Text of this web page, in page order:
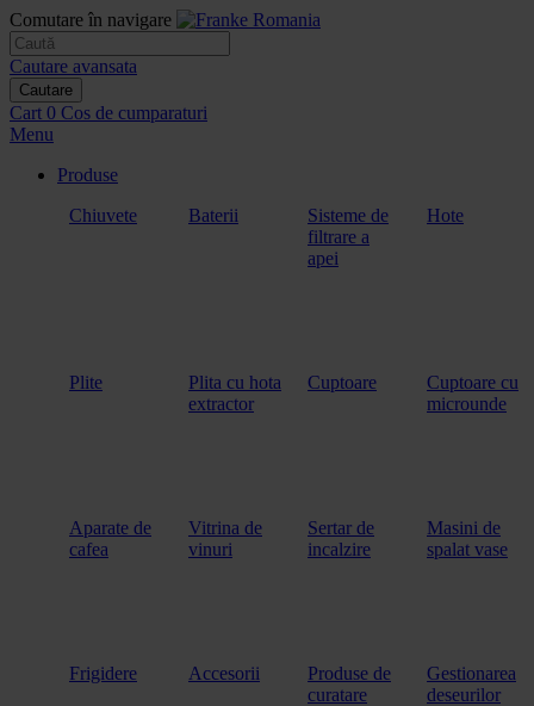
Comutare în navigare
Cautare avansata
Cautare
Cart 0 Cos de cumparaturi
Menu
Produse
Chiuvete
Baterii
Sisteme de
filtrare a
apei
Hote
Plite
Plita cu hota
extractor
Cuptoare
Cuptoare cu
microunde
Aparate de
cafea
Vitrina de
vinuri
Sertar de
incalzire
Masini de
spalat vase
Frigidere Accesorii
Produse de
curatare
Gestionarea
deseurilor